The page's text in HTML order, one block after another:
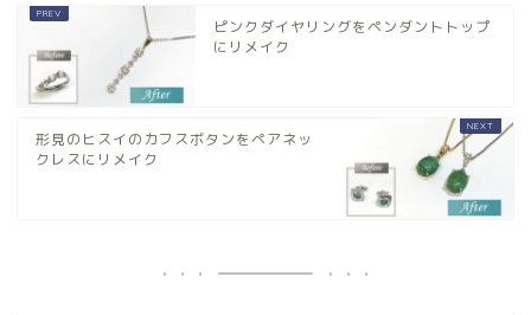
ピンクダイヤリングをペンダントトップ
にリメイク
形見のヒスイのカフスボタンをペアネッ
クレスにリメイク